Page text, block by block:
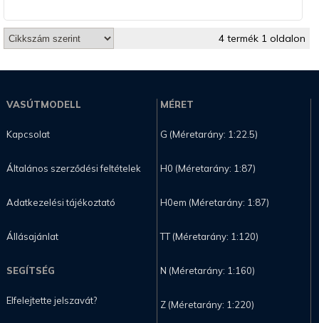
4 termék 1 oldalon
VASÚTMODELL
Kapcsolat
Általános szerződési feltételek
Adatkezelési tájékoztató
Állásajánlat
SEGÍTSÉG
Elfelejtette jelszavát?
MÉRET
G (Méretarány: 1:22.5)
H0 (Méretarány: 1:87)
H0em (Méretarány: 1:87)
TT (Méretarány: 1:120)
N (Méretarány: 1:160)
Z (Méretarány: 1:220)